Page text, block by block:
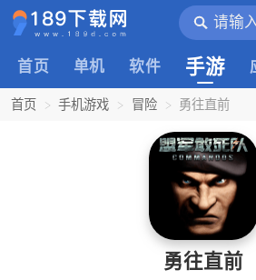
首页 单机 软件 手游
首页 手机游戏 冒险 勇往直前
勇往直前